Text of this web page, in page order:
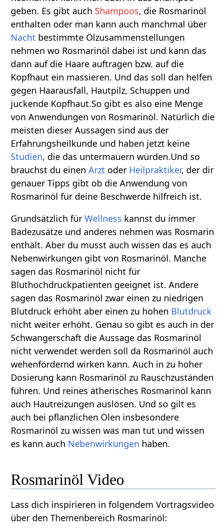
geben. Es gibt auch Shampoos, die Rosmarinöl
enthalten oder man kann auch manchmal über
Nacht bestimmte Ölzusammenstellungen
nehmen wo Rosmarinöl dabei ist und kann das
dann auf die Haare auftragen bzw. auf die
Kopfhaut ein massieren. Und das soll dan helfen
gegen Haarausfall, Hautpilz, Schuppen und
juckende Kopfhaut.So gibt es also eine Menge
von Anwendungen von Rosmarinöl. Natürlich die
meisten dieser Aussagen sind aus der
Erfahrungsheilkunde und haben jetzt keine
Studien, die das untermauern würden.Und so
brauchst du einenArzt oder Heilpraktiker, der dir
genauer Tipps gibt ob die Anwendung von
Rosmarinöl für deine Beschwerde hilfreich ist.
Grundsätzlich fürWellness kannst du immer
Badezusätze und anderes nehmen was Rosmarin
enthält. Aber du musst auch wissen das es auch
Nebenwirkungen gibt von Rosmarinöl. Manche
sagen das Rosmarinöl nicht für
Bluthochdruckpatienten geeignet ist. Andere
sagen das Rosmarinöl zwar einen zu niedrigen
Blutdruck erhöht aber einen zu hohen Blutdruck
nicht weiter erhöht. Genau so gibt es auch in der
Schwangerschaft die Aussage das Rosmarinöl
nicht verwendet werden soll da Rosmarinöl auch
wehenfördernd wirken kann. Auch in zu hoher
Dosierung kann Rosmarinöl zu Rauschzuständen
führen. Und reines ätherisches Rosmarinöl kann
auch Hautreizungen auslösen. Und so gilt es
auch bei pflanzlichen Ölen insbesondere
Rosmarinöl zu wissen was man tut und wissen
es kann auch Nebenwirkungen haben.
Rosmarinöl Video
Lass dich inspirieren in folgendem Vortragsvideo
über den Themenbereich Rosmarinöl: